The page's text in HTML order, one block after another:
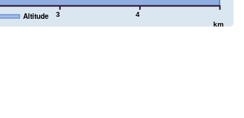
3 4
km
Altitude